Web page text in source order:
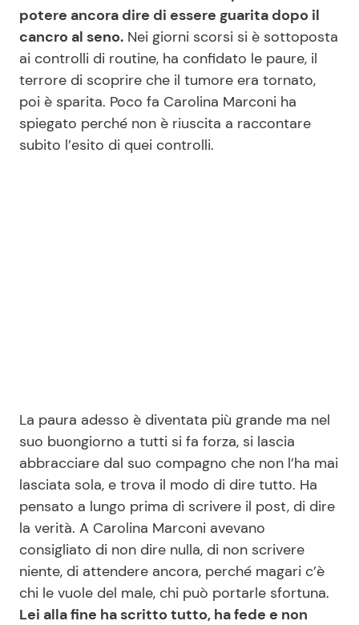
Mondo Mamma
News benessere
Salute
Le Ricette in TV
Primi Piatti
Ricette Facili e Veloci
Chi siamo
Disclaimer e Privacy
Redazione
Contattaci
Pubblicità
Privacy Policy
potere ancora dire di essere guarita dopo il
cancro al seno. Nei giorni scorsi si è sottoposta
ai controlli di routine, ha confidato le paure, il
terrore di scoprire che il tumore era tornato,
poi è sparita. Poco fa Carolina Marconi ha
spiegato perché non è riuscita a raccontare
subito l’esito di quei controlli.
La paura adesso è diventata più grande ma nel
suo buongiorno a tutti si fa forza, si lascia
abbracciare dal suo compagno che non l’ha mai
lasciata sola, e trova il modo di dire tutto. Ha
pensato a lungo prima di scrivere il post, di dire
la verità. A Carolina Marconi avevano
consigliato di non dire nulla, di non scrivere
niente, di attendere ancora, perché magari c’è
chi le vuole del male, chi può portarle sfortuna.
Lei alla fine ha scritto tutto, ha fede e non